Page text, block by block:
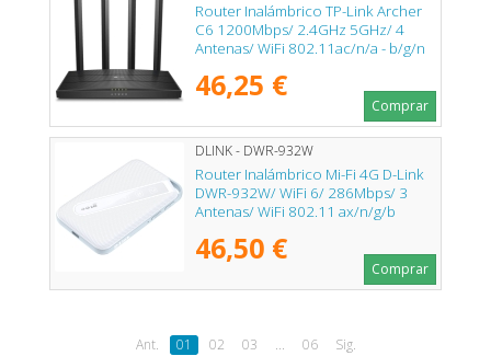
Router Inalámbrico TP-Link Archer
C6 1200Mbps/ 2.4GHz 5GHz/ 4
Antenas/ WiFi 802.11ac/n/a - b/g/n
46,25 €
Comprar
DLINK - DWR-932W
Router Inalámbrico Mi-Fi 4G D-Link
DWR-932W/ WiFi 6/ 286Mbps/ 3
Antenas/ WiFi 802.11 ax/n/g/b
46,50 €
Comprar
Ant. 01 02 03 ... 06 Sig.